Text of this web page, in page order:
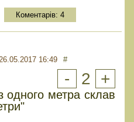
Коментарів: 4
16:49 #
- 2 +
одного метра склав